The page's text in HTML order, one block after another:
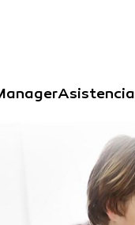
Asistencia